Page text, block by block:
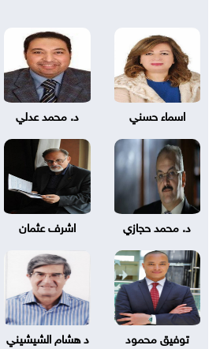
اسماء حسني د. محمد عدلي
د. محمد حجازي اشرف عثمان
توفيق محمود د هشام الشيشيني